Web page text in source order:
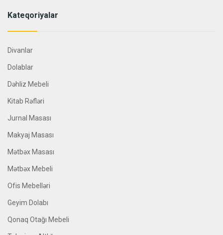
Kateqoriyalar
Divanlar
Dolablar
Dəhliz Mebeli
Kitab Rəfləri
Jurnal Masası
Makyaj Masası
Mətbəx Masası
Mətbəx Mebeli
Ofis Mebelləri
Geyim Dolabı
Qonaq Otağı Mebeli